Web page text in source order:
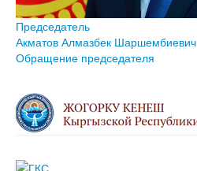
Председатель
Акматов Алмазбек Шаршембиевич
Обращение председателя